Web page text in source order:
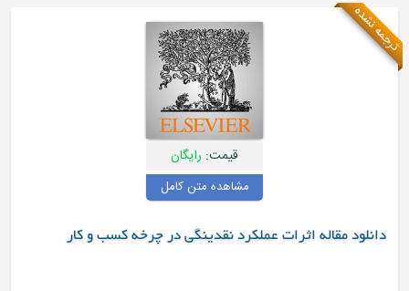
نشده
قیمت:رایگان
مشاهده متن کامل
دانلود مقاله اثرات عملکرد نقدینگی در چرخه کسب و کار